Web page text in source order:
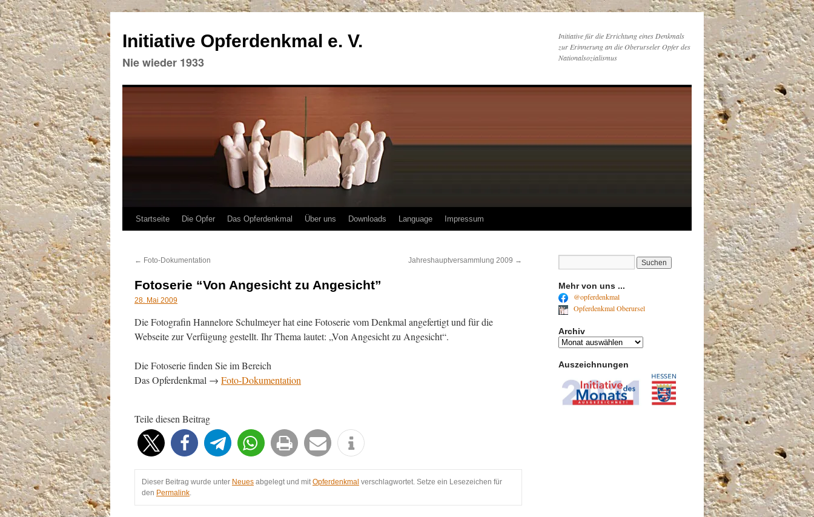
Initiative Opferdenkmal e. V.
Nie wieder 1933
Initiative für die Errichtung eines Denkmals
zur Erinnerung an die Oberurseler Opfer des
Nationalsozialismus
Zum
springen
Startseite Die Opfer Das Opferdenkmal Über uns Downloads Language Impressum
← Foto-Dokumentation Jahreshauptversammlung 2009 →
Fotoserie “Von Angesicht zu Angesicht”
28. Mai 2009
Die Fotografin Hannelore Schulmeyer hat eine Fotoserie vom Denkmal angefertigt und für die
Webseite zur Verfügung gestellt. Ihr Thema lautet: „Von Angesicht zu Angesicht“.
Die Fotoserie finden Sie im Bereich
Das Opferdenkmal → Foto-Dokumentation
Teile diesen Beitrag
Dieser Beitrag wurde unter Neues abgelegt und mitOpferdenkmal verschlagwortet. Setze ein Lesezeichen für
den Permalink.
Mehr von uns ...
@opferdenkmal
Opferdenkmal Oberursel
Archiv
Archiv
Auszeichnungen